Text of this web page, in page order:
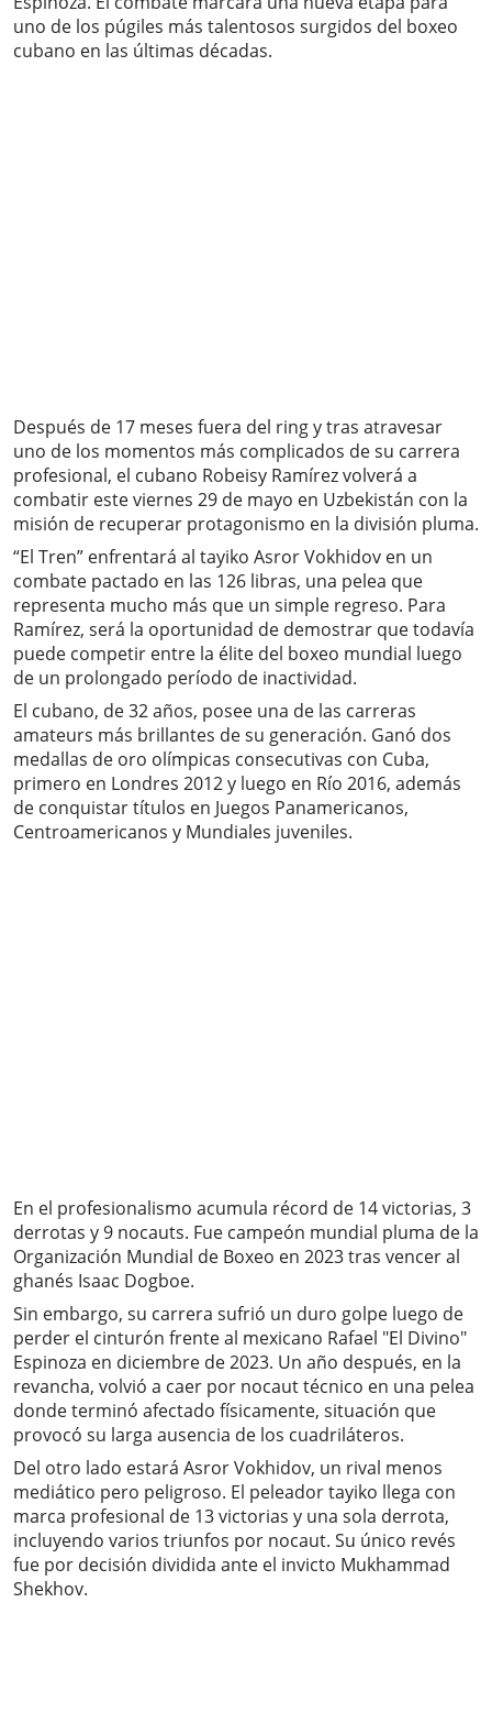
uno de los púgiles más talentosos surgidos del boxeo
cubano en las últimas décadas.
Después de 17 meses fuera del ring y tras atravesar
uno de los momentos más complicados de su carrera
profesional, el cubano Robeisy Ramírez volverá a
combatir este viernes 29 de mayo en Uzbekistán con la
misión de recuperar protagonismo en la división pluma.
“El Tren” enfrentará al tayiko Asror Vokhidov en un
combate pactado en las 126 libras, una pelea que
representa mucho más que un simple regreso. Para
Ramírez, será la oportunidad de demostrar que todavía
puede competir entre la élite del boxeo mundial luego
de un prolongado período de inactividad.
El cubano, de 32 años, posee una de las carreras
amateurs más brillantes de su generación. Ganó dos
medallas de oro olímpicas consecutivas con Cuba,
primero en Londres 2012 y luego en Río 2016, además
de conquistar títulos en Juegos Panamericanos,
Centroamericanos y Mundiales juveniles.
En el profesionalismo acumula récord de 14 victorias, 3
derrotas y 9 nocauts. Fue campeón mundial pluma de la
Organización Mundial de Boxeo en 2023 tras vencer al
ghanés Isaac Dogboe.
Sin embargo, su carrera sufrió un duro golpe luego de
perder el cinturón frente al mexicano Rafael "El Divino"
Espinoza en diciembre de 2023. Un año después, en la
revancha, volvió a caer por nocaut técnico en una pelea
donde terminó afectado físicamente, situación que
provocó su larga ausencia de los cuadriláteros.
Del otro lado estará Asror Vokhidov, un rival menos
mediático pero peligroso. El peleador tayiko llega con
marca profesional de 13 victorias y una sola derrota,
incluyendo varios triunfos por nocaut. Su único revés
fue por decisión dividida ante el invicto Mukhammad
Shekhov.